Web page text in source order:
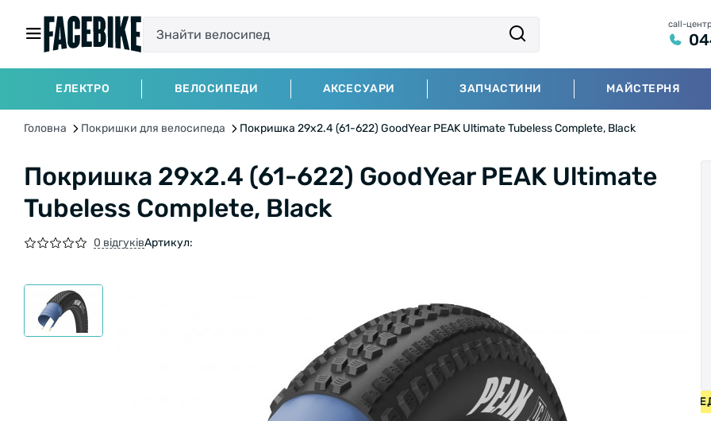
call-
ЕЛЕКТРО ВЕЛОСИПЕДИ АКСЕСУАРИ ЗАПЧАСТИНИ МАЙСТЕРНЯ
Головна Покришки для велосипеда Покришка 29x2.4 (61-622) GoodYear PEAK Ultimate Tubeless Complete, Black
Покришка 29x2.4 (61-622) GoodYear PEAK Ultimate
Tubeless Complete, Black
0 відгуківАртикул:
БЕЗКОШТОВНА ДОСТАВКА НА ВЕЛОСИПЕДИ ВІД 2000 ГРН • БЕЗКОШТОВНА ДОСТАВКА НА